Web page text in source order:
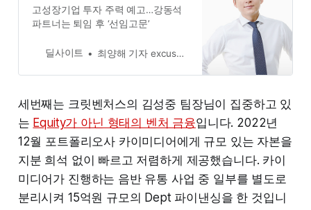
고성장기업 투자 주력 예고…강동석
파트너는 퇴임 후 ‘선임고문’
딜사이트 최양해 기자 excusemedealsite.co.kr
세번째는 크릿벤처스의 김성중 팀장님이 집중하고 있
는 Equity가 아닌 형태의 벤처 금융입니다. 2022년
12월 포트폴리오사 카이미디어에게 규모 있는 자본을
지분 희석 없이 빠르고 저렴하게 제공했습니다. 카이
미디어가 진행하는 음반 유통 사업 중 일부를 별도로
분리시켜 15억원 규모의 Dept 파이낸싱을 한 것입니